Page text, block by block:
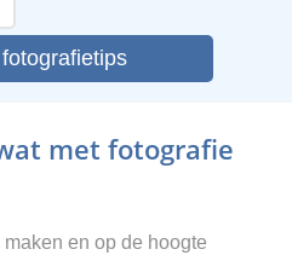
met fotografie
en op de hoogte